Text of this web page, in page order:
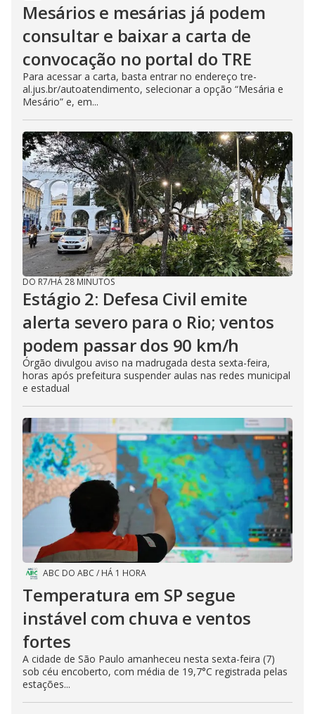
Mesários e mesárias já podem
consultar e baixar a carta de
convocação no portal do TRE
Para acessar a carta, basta entrar no endereço tre-
al.jus.br/autoatendimento, selecionar a opção “Mesária e
Mesário” e, em...
DO R7/HÁ 28 MINUTOS
Estágio 2: Defesa Civil emite
alerta severo para o Rio; ventos
podem passar dos 90 km/h
Órgão divulgou aviso na madrugada desta sexta-feira,
horas após prefeitura suspender aulas nas redes municipal
e estadual
ABC DO ABC / HÁ 1 HORA
Temperatura em SP segue
instável com chuva e ventos
fortes
A cidade de São Paulo amanheceu nesta sexta-feira (7)
sob céu encoberto, com média de 19,7°C registrada pelas
estações...